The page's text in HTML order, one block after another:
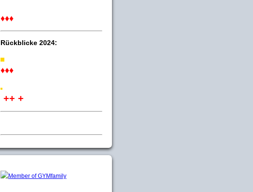
♦♦♦
Rückblicke 2024:
♦♦♦
++ +